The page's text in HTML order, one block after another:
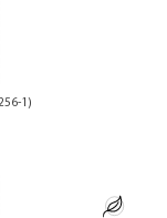
1)